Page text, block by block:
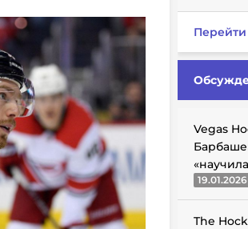
Vegas
19.01.2026
The